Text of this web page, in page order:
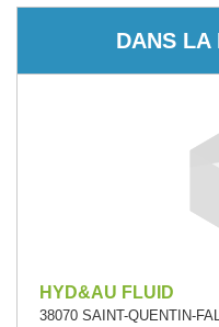
DANS LA
HYD&AU FLUID
38070 SAINT-QUENTIN-